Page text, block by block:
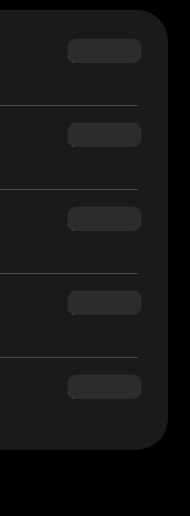
$69.90
$54.90
$34.95
$160.00
$180.00